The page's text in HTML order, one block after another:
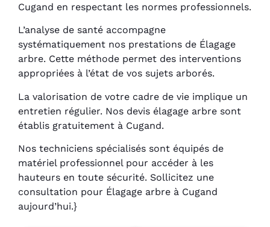
Cugand en respectant les normes professionnels.
L’analyse de santé accompagne
systématiquement nos prestations de Élagage
arbre. Cette méthode permet des interventions
appropriées à l’état de vos sujets arborés.
La valorisation de votre cadre de vie implique un
entretien régulier. Nos devis élagage arbre sont
établis gratuitement à Cugand.
Nos techniciens spécialisés sont équipés de
matériel professionnel pour accéder à les
hauteurs en toute sécurité. Sollicitez une
consultation pour Élagage arbre à Cugand
aujourd’hui.}